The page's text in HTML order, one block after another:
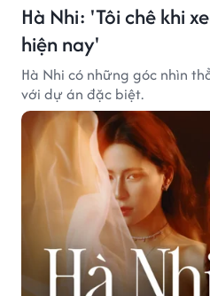
Hà Nhi: 'Tôi chê khi
hiện nay'
Hà Nhi có những góc nhìn
với dự án đặc biệt.